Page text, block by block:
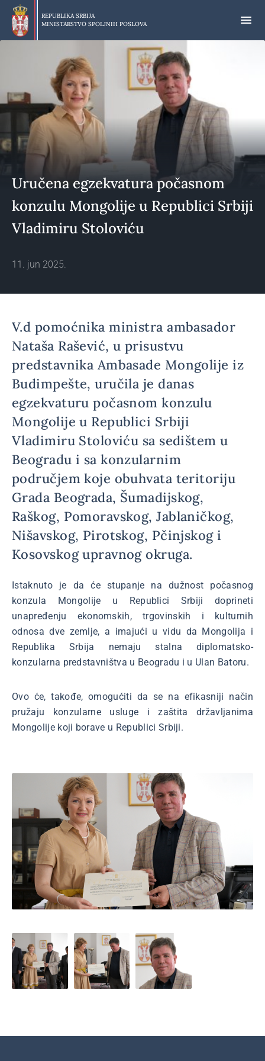
Preskoči
glavni
deo
REPUBLIKA SRBIJA
MINISTARSTVO SPOLJNIH POSLOVA
Uručena egzekvatura počasnom
konzulu Mongolije u Republici Srbiji
Vladimiru Stoloviću
11. jun 2025.
V.d pomoćnika ministra ambasador
Nataša Rašević, u prisustvu
predstavnika Ambasade Mongolije iz
Budimpešte, uručila je danas
egzekvaturu počasnom konzulu
Mongolije u Republici Srbiji
Vladimiru Stoloviću sa sedištem u
Beogradu i sa konzularnim
područjem koje obuhvata teritoriju
Grada Beograda, Šumadijskog,
Raškog, Pomoravskog, Jablaničkog,
Nišavskog, Pirotskog, Pčinjskog i
Kosovskog upravnog okruga.
Istaknuto je da će stupanje na dužnost počasnog
konzula Mongolije u Republici Srbiji doprineti
unapređenju ekonomskih, trgovinskih i kulturnih
odnosa dve zemlje, a imajući u vidu da Mongolija i
Republika Srbija nemaju stalna diplomatsko-
konzularna predstavništva u Beogradu i u Ulan Batoru.
Ovo će, takođe, omogućiti da se na efikasniji način
pružaju konzularne usluge i zaštita državljanima
Mongolije koji borave u Republici Srbiji.